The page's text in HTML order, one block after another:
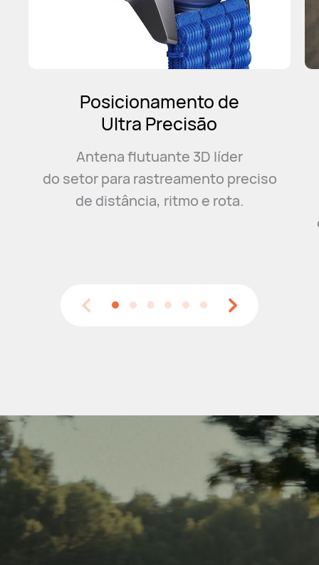
Modo Maratona
Inteligente
Gerenciamento conveniente de
eventos com um plano de
treinamento inteligentee